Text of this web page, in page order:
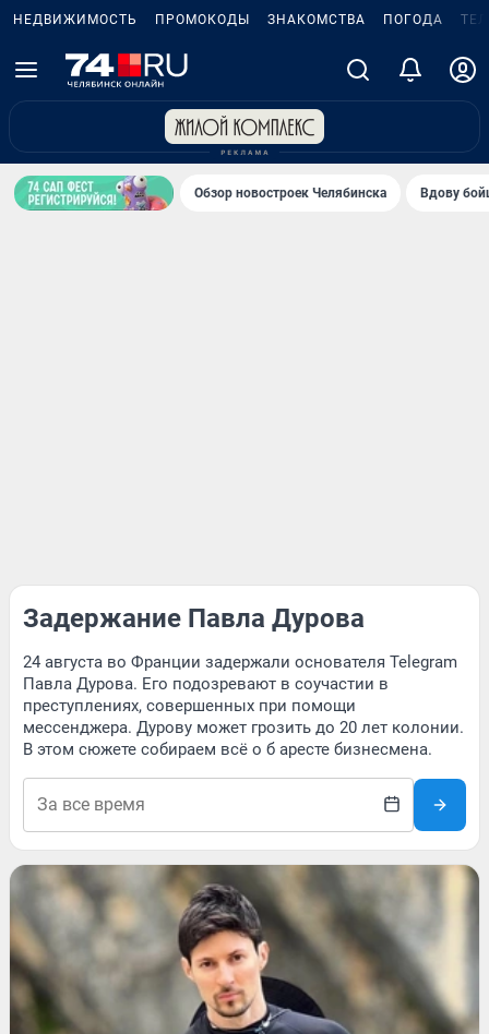
НЕДВИЖИМОСТЬ ПРОМОКОДЫ ЗНАКОМСТВА ПОГОДА
Обзор новостроек Челябинска Вдову
Задержание Павла Дурова
24 августа во Франции задержали основателя Telegram
Павла Дурова. Его подозревают в соучастии в
преступлениях, совершенных при помощи
мессенджера. Дурову может грозить до 20 лет колонии.
В этом сюжете собираем всё о б аресте бизнесмена.